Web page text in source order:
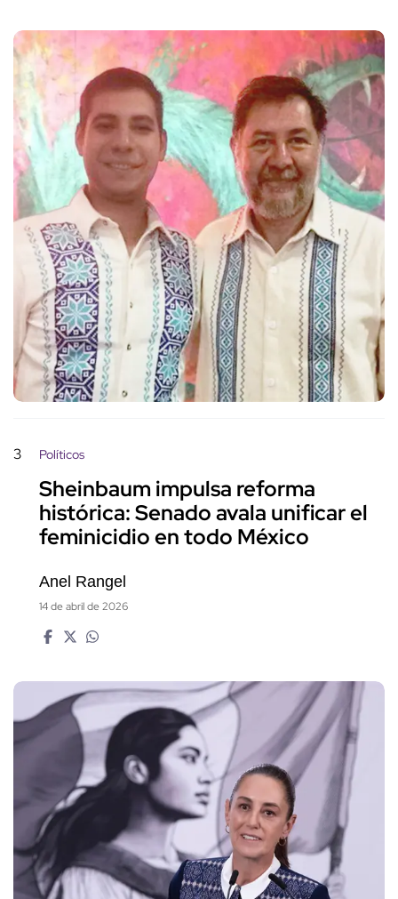
3 Políticos
Sheinbaum impulsa reforma
histórica: Senado avala unificar el
feminicidio en todo México
Anel Rangel
14 de abril de 2026